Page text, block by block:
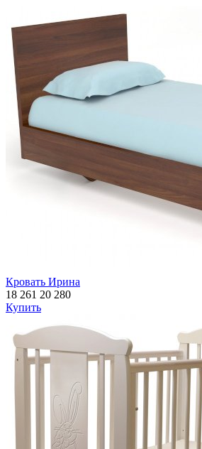
Кровать Ирина
18 261 20 280
Купить